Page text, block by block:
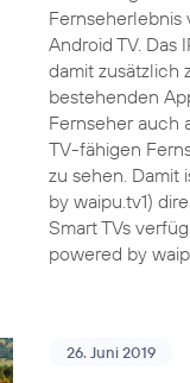
Fernseherlebnis
Android TV. Das
damit zusätzlich
bestehenden
Fernseher auch
TV-fähigen
zu sehen. Damit
by waipu.tv1)
Smart TVs
powered by
26. Juni 2019